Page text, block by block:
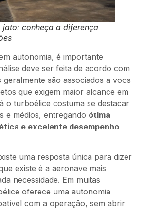
jato: conheça a diferença
autonomia, é importante
deve ser feita de acordo com
geralmente são associados a voos
que exigem maior alcance em
o turboélice costuma se destacar
e médios, entregando ótima
e excelente desempenho
uma resposta única para dizer
existe é a aeronave mais
necessidade. Em muitas
oferece uma autonomia
com a operação, sem abrir